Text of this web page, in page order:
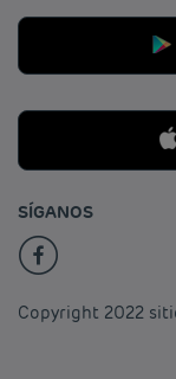
SÍGANOS
Copyright 2022